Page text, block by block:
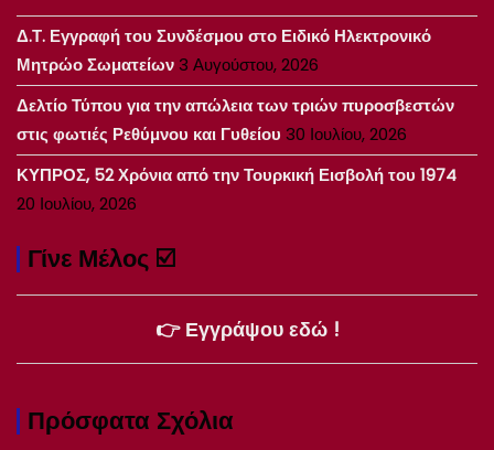
Δ.Τ. Εγγραφή του Συνδέσμου στο Ειδικό Ηλεκτρονικό
Μητρώο Σωματείων3 Αυγούστου, 2026
Δελτίο Τύπου για την απώλεια των τριών πυροσβεστών
στις φωτιές Ρεθύμνου και Γυθείου 30 Ιουλίου, 2026
ΚΥΠΡΟΣ, 52 Χρόνια από την Τουρκική Εισβολή του 1974
20 Ιουλίου, 2026
Γίνε Μέλος ☑️
👉 Εγγράψου εδώ !
Πρόσφατα Σχόλια